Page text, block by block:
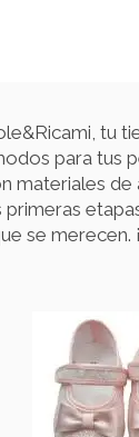
tu
para tus
materiales
se